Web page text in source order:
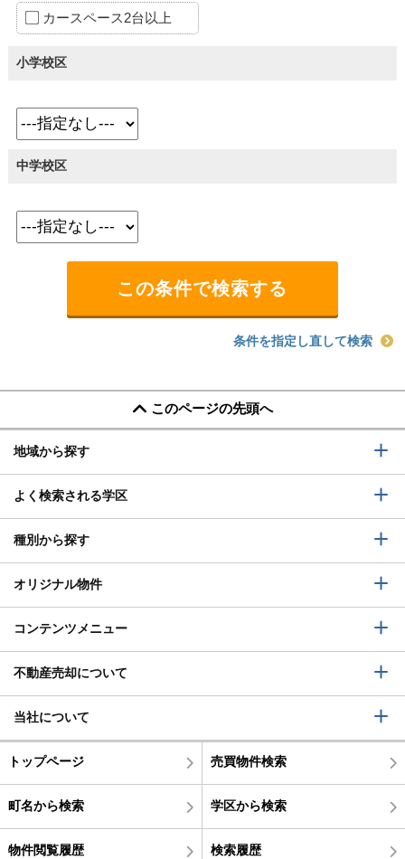
カースペース2台以上
小学校区
中学校区
条件を指定し直して検索
このページの先頭へ
地域から探す
よく検索される学区
種別から探す
オリジナル物件
コンテンツメニュー
不動産売却について
当社について
トップページ 売買物件検索
町名から検索 学区から検索
物件閲覧履歴 検索履歴